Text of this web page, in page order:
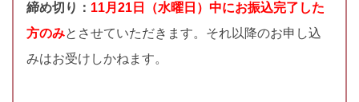
締め切り： 11月21日（水曜日）中にお振込完了した
方のみとさせていただきます。それ以降のお申し込
みはお受けしかねます。